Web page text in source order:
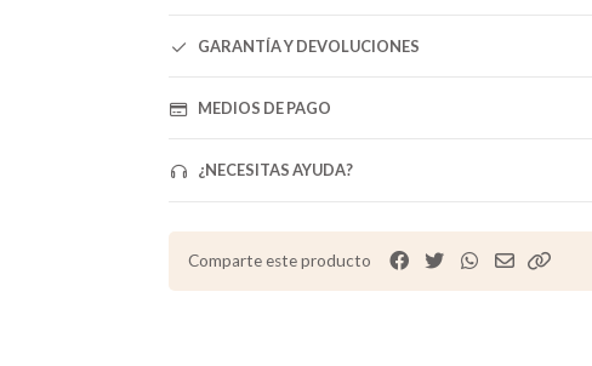
GARANTÍA Y DEVOLUCIONES
MEDIOS DE PAGO
¿NECESITAS AYUDA?
Comparte este producto